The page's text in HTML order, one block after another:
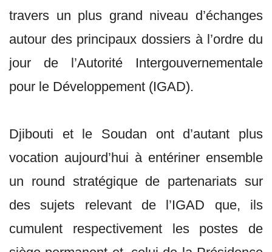
travers un plus grand niveau d’échanges
autour des principaux dossiers à l’ordre du
jour de l’Autorité Intergouvernementale
pour le Développement (IGAD).
Djibouti et le Soudan ont d’autant plus
vocation aujourd’hui à entériner ensemble
un round stratégique de partenariats sur
des sujets relevant de l’IGAD que, ils
cumulent respectivement les postes de